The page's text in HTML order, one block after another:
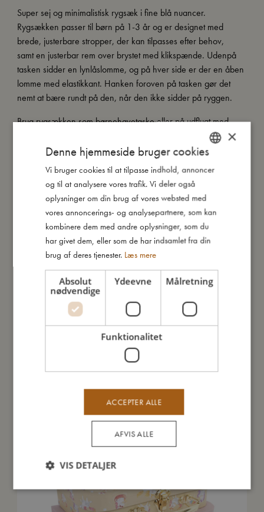
Super sej og minimalistisk rygsæk i fine blå nuancer.
Rygsækken passer til børn på 1-3 år og er designet med
brede, justerbare stropper, der kan tilpasses efter behov,
samt en justerbar rem over brystet med klikspænde. Udenpå
tasken sidder en lynlåslomme, og på hver side er der en åben
lomme med elastikkant. Hanken foroven på tasken gør det
nemt at bære rundt på den, når den ikke sidder på ryggen.
Brug rygsækken som børnehavetaske eller på udflugt med
Så stor er jeg
Jeg er lavet af
Sådan plejer du mig
Mine data
Du vil måske også kunne lide
DANISH
GERMAN
×
Denne hjemmeside bruger cookies
Vi bruger cookies til at tilpasse indhold, annoncer
og til at analysere vores trafik. Vi deler også
oplysninger om din brug af vores websted med
vores annoncerings- og analysepartnere, som kan
kombinere dem med andre oplysninger, som du
har givet dem, eller som de har indsamlet fra din
brug af deres tjenester. Læs mere
Absolut
nødvendige
Ydeevne Målretning
Funktionalitet
ACCEPTER ALLE
AFVIS ALLE
VIS DETALJER